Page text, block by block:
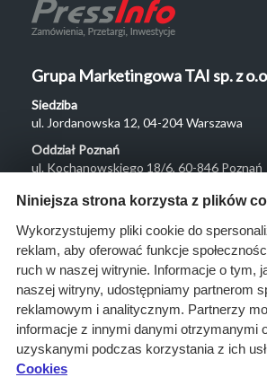
Grupa Marketingowa TAI sp. z
Siedziba
ul. Jordanowska 12, 04-204 Warszawa
Oddział Poznań
ul. Kochanowskiego 18/6, 60-846 Poznań
Menu
O nas
Rozwiązania
Monitoring
przetargów
Raporty
przetargowe
Niniejsza strona korzysta z plików
Wykorzystujemy pliki cookie do
reklam, aby oferować funkcje
ruch w naszej witrynie. Informacje o tym,
naszej witryny, udostępniamy partnerom
reklamowym i analitycznym. Partnerzy
informacje z innymi danymi otrzymanymi
uzyskanymi podczas korzystania z ich
Cookies